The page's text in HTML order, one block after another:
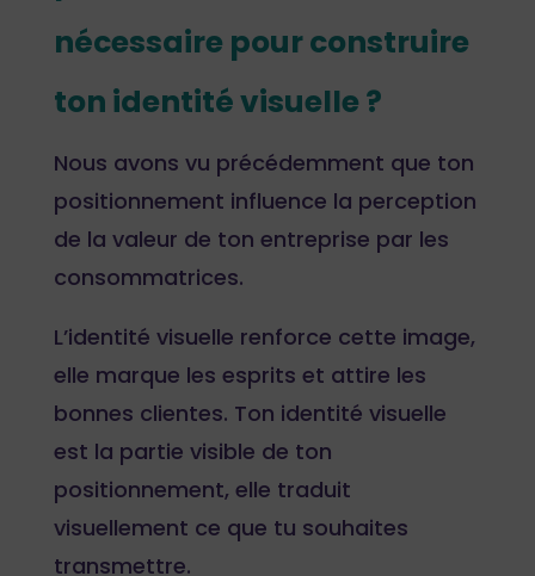
nécessaire pour construire
ton identité visuelle ?
Nous avons vu précédemment que ton
positionnement influence la perception
de la valeur de ton entreprise par les
consommatrices.
L’identité visuelle renforce cette image,
elle marque les esprits et attire les
bonnes clientes. Ton identité visuelle
est la partie visible de ton
positionnement, elle traduit
visuellement ce que tu souhaites
transmettre.